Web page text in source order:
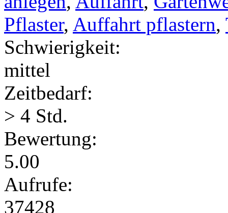
Pflaster, Auffahrt pflastern,
Schwierigkeit:
mittel
Zeitbedarf:
> 4 Std.
Bewertung:
5.00
Aufrufe:
37428